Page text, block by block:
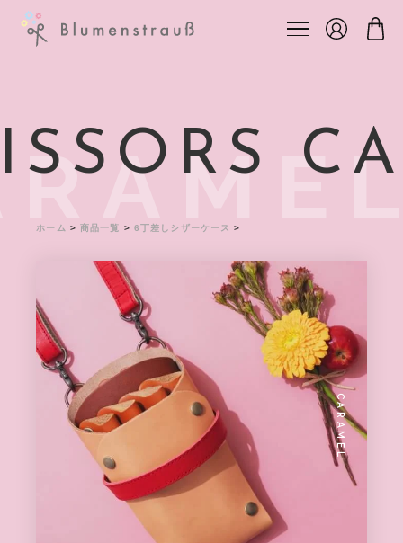
ホーム >商品一覧 > 6丁差しシザーケース >
CARAMEL